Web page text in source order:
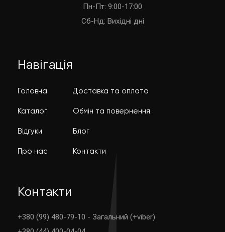
Пн-Пт: 9:00-17:00
Cб-Нд: Вихідні дні
Навігація
Головна
Каталог
Відгуки
Про нас
Доставка та оплата
Обмін та повернення
Блог
Контакти
Контакти
+380 (99) 480-79-10 - Загальний (+viber)